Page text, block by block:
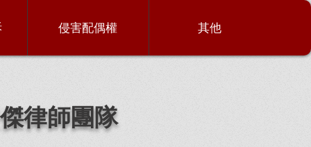
侵害配偶權 其他
律師團隊